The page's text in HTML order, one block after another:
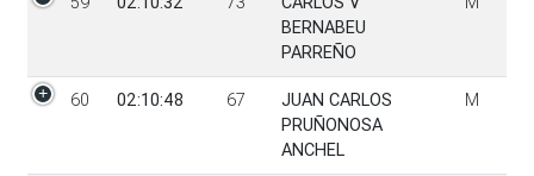
BERNABEU
PARREÑO
60 02:10:48 67
JUAN CARLOS
PRUÑONOSA
ANCHEL
M